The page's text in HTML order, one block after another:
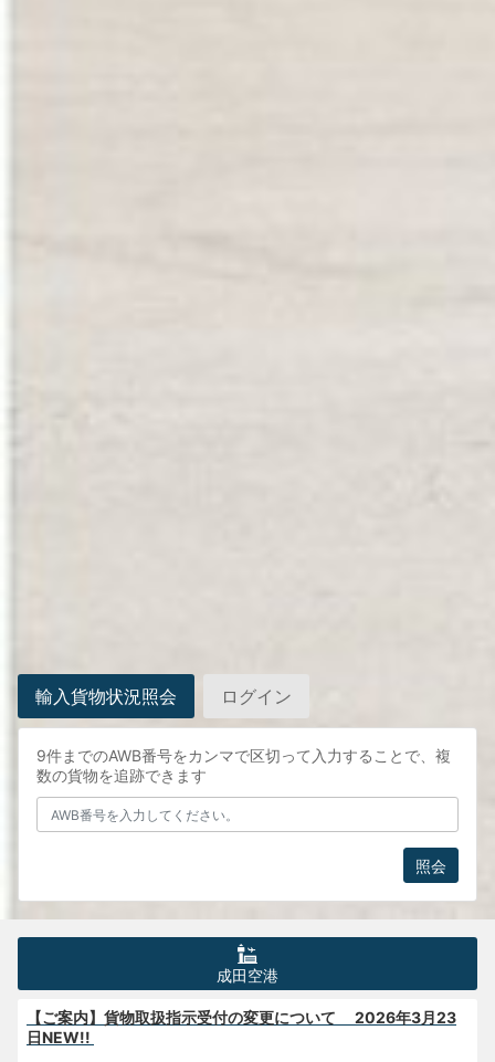
輸入貨物状況照会 ログイン
9件までのAWB番号をカンマで区切って入力することで、複
数の貨物を追跡できます
照会
成田空港
【ご案内】貨物取扱指示受付の変更について 2026年3月23
日NEW!!